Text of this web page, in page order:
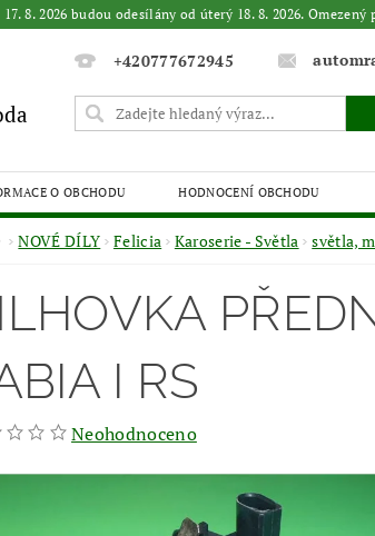
8. 2026 budou odesílány od úterý 18. 8. 2026.
+420777672945
O OBCHODU HODNOCENÍ OBCHODU
NOVÉ DÍLY Felicia Karoserie - Světla světla,
I RS
Neohodnoceno